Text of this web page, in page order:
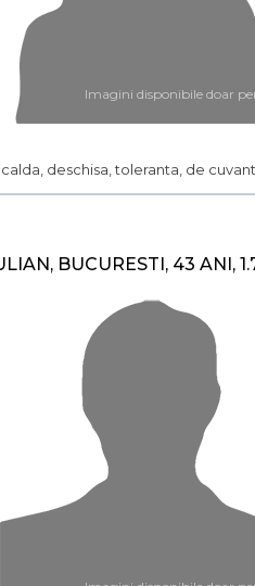
Imagini disponibile doar
calda, deschisa, toleranta, de cuvant
BUCURESTI, 43 ANI,